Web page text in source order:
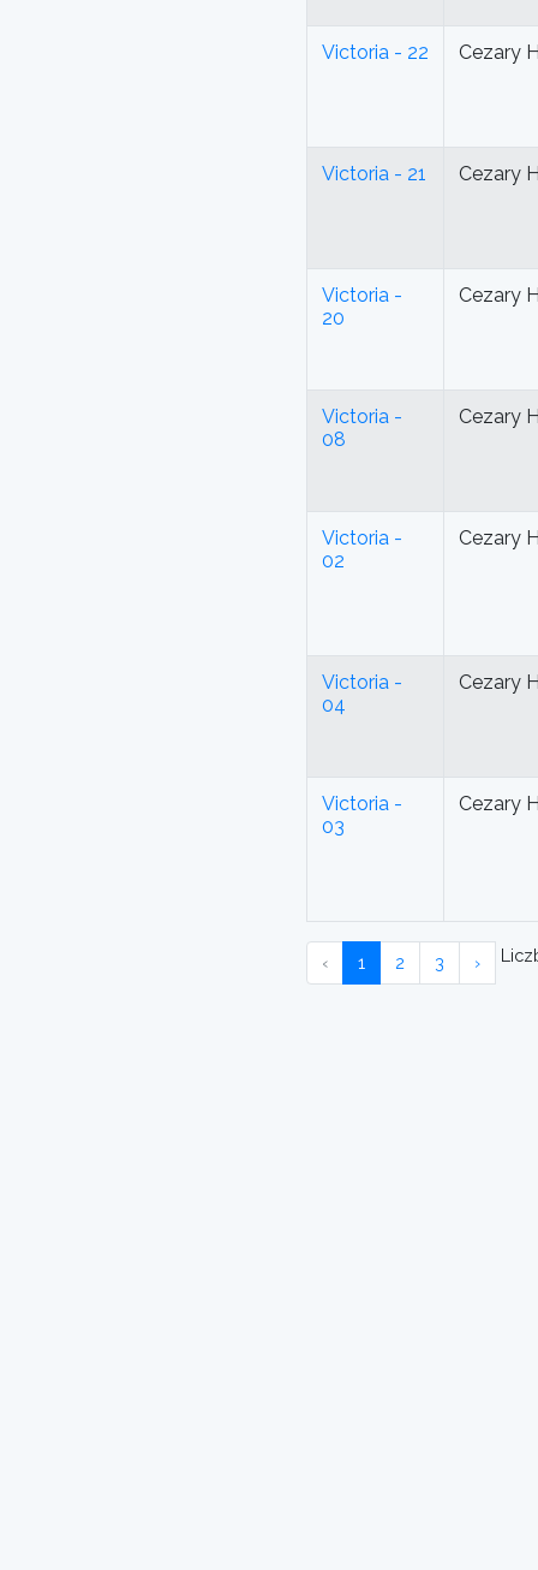
Victoria - 22 Cezary
Victoria - 21 Cezary
Victoria -
20
Cezary
Victoria -
08
Cezary
Victoria -
02
Cezary
Victoria -
04
Cezary
Victoria -
03
Cezary
‹ 1 2 3 ›